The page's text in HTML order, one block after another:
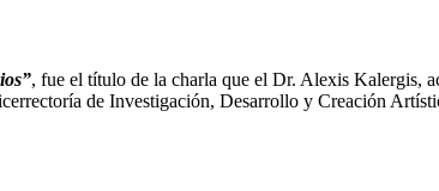
, fue el título de la charla que el Dr. Alexis Kalergis,
de Investigación, Desarrollo y Creación